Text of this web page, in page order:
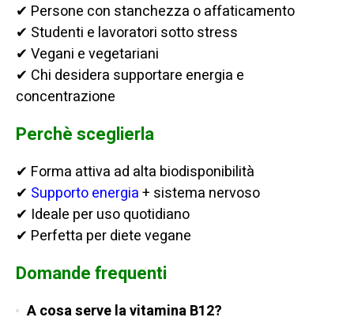
✔ Persone con stanchezza o affaticamento
✔ Studenti e lavoratori sotto stress
✔ Vegani e vegetariani
✔ Chi desidera supportare energia e
concentrazione
Perchè sceglierla
✔ Forma attiva ad alta biodisponibilità
✔ Supporto energia+ sistema nervoso
✔ Ideale per uso quotidiano
✔ Perfetta per diete vegane
Domande frequenti
A cosa serve la vitamina B12?